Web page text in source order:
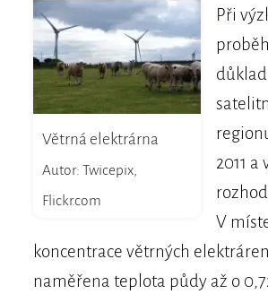
Větrná elektrárna
Autor: Twicepix,
Flickr.com
Při
2011 a
V
koncentrace větrných
naměřena teplota půdy až o